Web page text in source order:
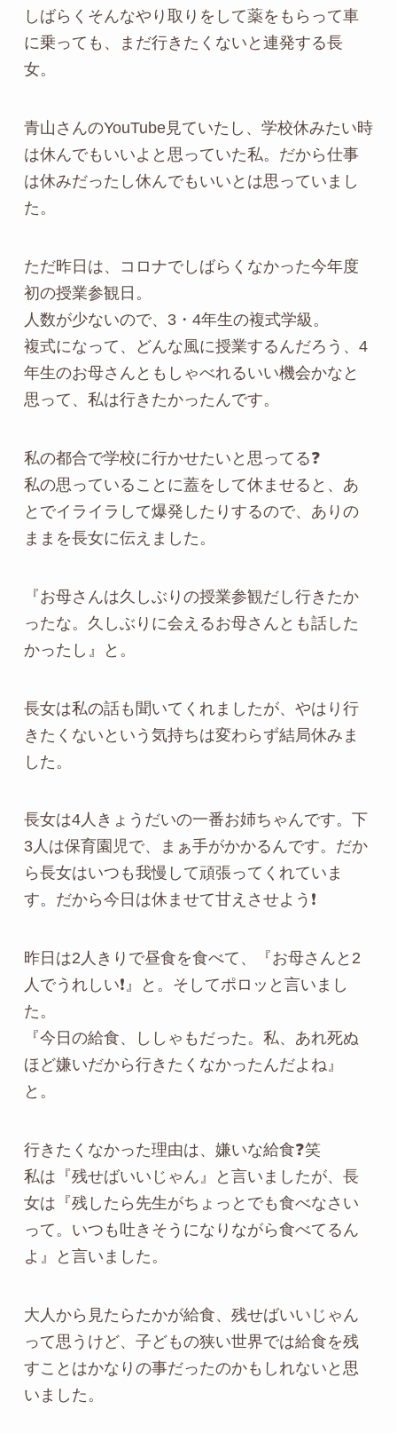
しばらくそんなやり取りをして薬をもらって車
に乗っても、まだ行きたくないと連発する長
女。
青山さんのYouTube見ていたし、学校休みたい時
は休んでもいいよと思っていた私。だから仕事
は休みだったし休んでもいいとは思っていまし
た。
ただ昨日は、コロナでしばらくなかった今年度
初の授業参観日。
人数が少ないので、3・4年生の複式学級。
複式になって、どんな風に授業するんだろう、4
年生のお母さんともしゃべれるいい機会かなと
思って、私は行きたかったんです。
私の都合で学校に行かせたいと思ってる❓️
私の思っていることに蓋をして休ませると、あ
とでイライラして爆発したりするので、ありの
ままを長女に伝えました。
『お母さんは久しぶりの授業参観だし行きたか
ったな。久しぶりに会えるお母さんとも話した
かったし』と。
長女は私の話も聞いてくれましたが、やはり行
きたくないという気持ちは変わらず結局休みま
した。
長女は4人きょうだいの一番お姉ちゃんです。下
3人は保育園児で、まぁ手がかかるんです。だか
ら長女はいつも我慢して頑張ってくれていま
す。だから今日は休ませて甘えさせよう❗
昨日は2人きりで昼食を食べて、『お母さんと2
人でうれしい❗』と。そしてポロッと言いまし
た。
『今日の給食、ししゃもだった。私、あれ死ぬ
ほど嫌いだから行きたくなかったんだよね』
と。
行きたくなかった理由は、嫌いな給食❓️笑
私は『残せばいいじゃん』と言いましたが、長
女は『残したら先生がちょっとでも食べなさい
って。いつも吐きそうになりながら食べてるん
よ』と言いました。
大人から見たらたかが給食、残せばいいじゃん
って思うけど、子どもの狭い世界では給食を残
すことはかなりの事だったのかもしれないと思
いました。